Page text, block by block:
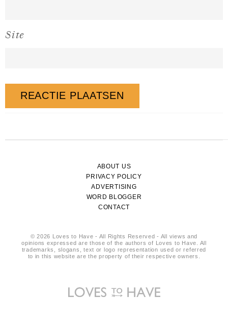
Site
ABOUT US
PRIVACY POLICY
ADVERTISING
WORD BLOGGER
CONTACT
© 2026 Loves to Have - All Rights Reserved - All views and
opinions expressed are those of the authors of Loves to Have. All
trademarks, slogans, text or logo representation used or referred
to in this website are the property of their respective owners.